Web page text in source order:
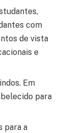
com
de vista
e
Em
para
para a